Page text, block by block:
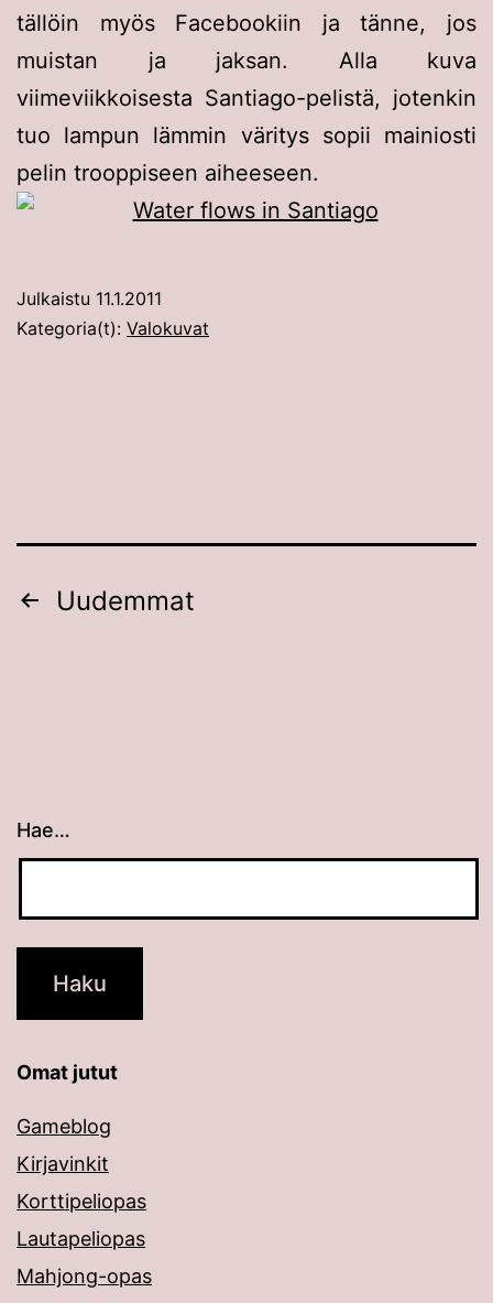
tällöin myös Facebookiin ja tänne, jos
muistan ja jaksan. Alla kuva
viimeviikkoisesta Santiago-pelistä, jotenkin
tuo lampun lämmin väritys sopii mainiosti
pelin trooppiseen aiheeseen.
Julkaistu 11.1.2011
Kategoria(t): Valokuvat
Artikkelien
Uudemmat
Hae…
Kun tuloksia tulee, voit selata niitä
Omat jutut
Gameblog
Kirjavinkit
Korttipeliopas
Lautapeliopas
Mahjong-opas